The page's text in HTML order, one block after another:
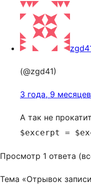
(@zgd41)
3 года, 9
А так не
$excerpt =
Просмотр 1 ответа
Тема «Отрывок